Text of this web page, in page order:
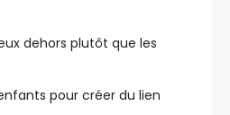
dehors plutôt que les
pour créer du lien